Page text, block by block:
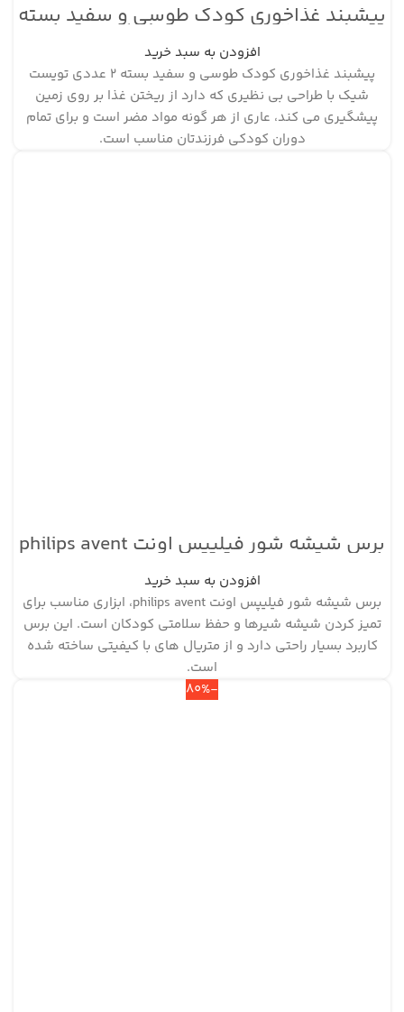
پیشبند غذاخوری کودک طوسی و سفید بسته
افزودن به سبد خرید
پیشبند غذاخوری کودک طوسی و سفید بسته ۲ عددی تویست
شیک با طراحی بی نظیری که دارد از ریختن غذا بر روی زمین
پیشگیری می کند، عاری از هر گونه مواد مضر است و برای تمام
دوران کودکی فرزندتان مناسب است.
برس شیشه شور فیلیپس اونت philips avent
افزودن به سبد خرید
برس شیشه شور فیلیپس اونت philips avent، ابزاری مناسب برای
تمیز کردن شیشه شیرها و حفظ سلامتی کودکان است. این برس
کاربرد بسیار راحتی دارد و از متریال های با کیفیتی ساخته شده
است.
-80%